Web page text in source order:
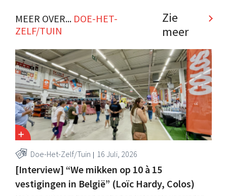
MEER OVER... DOE-HET-
ZELF/TUIN
Zie
meer
Doe-Het-Zelf/Tuin 16 Juli, 2026
[Interview] “We mikken op 10 à 15
vestigingen in België” (Loïc Hardy, Colos)